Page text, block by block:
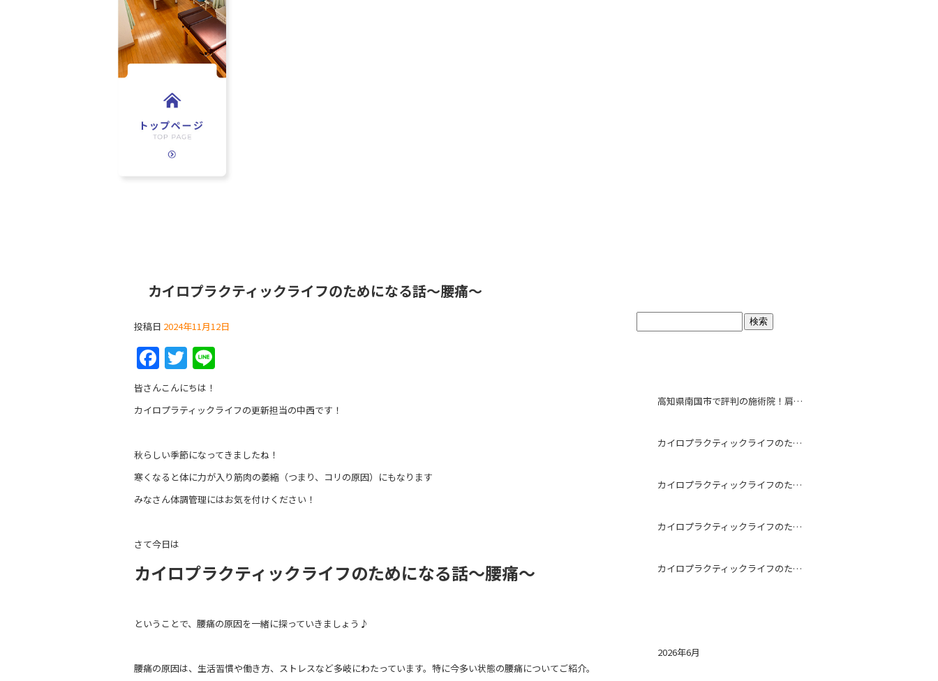
カイロプラクティックライフのためになる話～腰痛～
投稿日 2024年11月12日
F
a
c
e
b
o
o
k
T
w
itt
er
e
皆さんこんにちは！
カイロプラティックライフの更新担当の中西です！
秋らしい季節になってきましたね！
寒くなると体に力が入り筋肉の萎縮（つまり、コリの原因）にもなります
みなさん体調管理にはお気を付けください！
さて今日は
カイロプラクティックライフのためになる話～腰痛～
ということで、腰痛の原因を一緒に探っていきましょう♪
腰痛の原因は、生活習慣や働き方、ストレスなど多岐にわたっています。特に今多い状態の腰痛についてご紹介。
高知県南国市で評判の施術院！肩こり解消で毎日をより快適に
カイロプラクティックライフのためになる話～予防～
カイロプラクティックライフのためになる話～ストレッチ～
カイロプラクティックライフのためになる話～冷房～
カイロプラクティックライフのためになる話～ストレートネック～
2026年6月